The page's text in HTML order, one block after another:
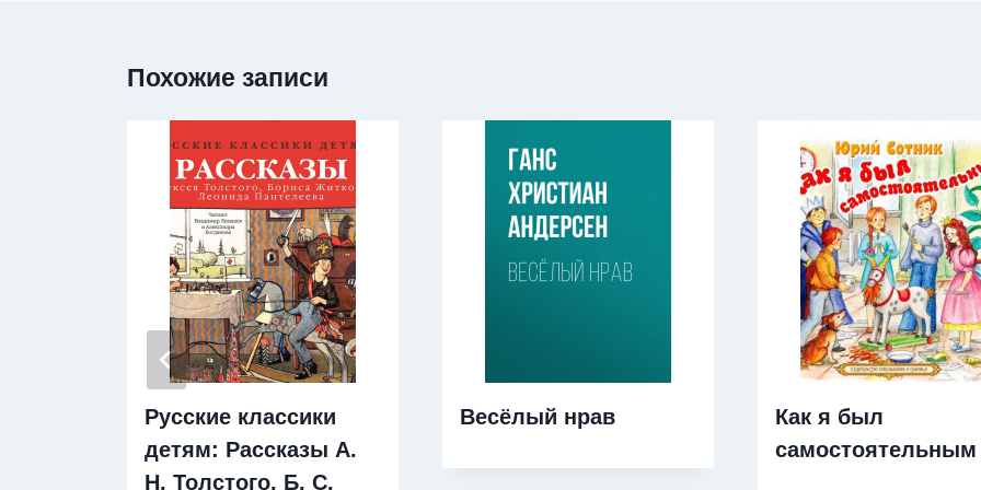
Похожие записи
Русские классики
детям: Рассказы А.
Н. Толстого, Б. С.
Весёлый нрав
Как я был
самостоятельным